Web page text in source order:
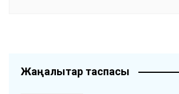
Жаңалықтар таспасы